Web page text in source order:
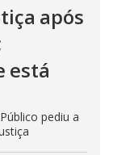
após
está
pediu a